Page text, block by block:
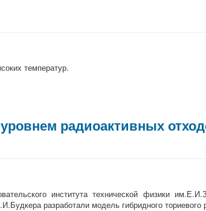
температур.
радиоактивных
института технической физики
разработали модель гибридного ториевого